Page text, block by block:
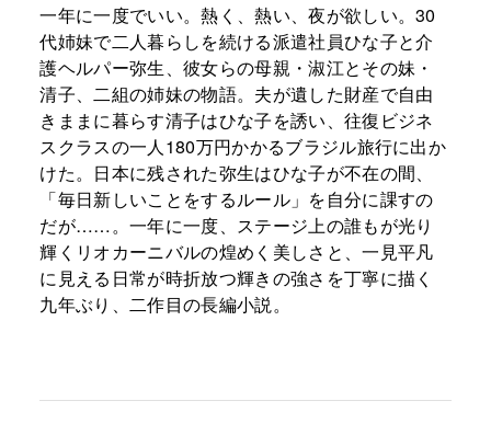
一年に一度でいい。熱く、熱い、夜が欲しい。30
代姉妹で二人暮らしを続ける派遣社員ひな子と介
護ヘルパー弥生、彼女らの母親・淑江とその妹・
清子、二組の姉妹の物語。夫が遺した財産で自由
きままに暮らす清子はひな子を誘い、往復ビジネ
スクラスの一人180万円かかるブラジル旅行に出か
けた。日本に残された弥生はひな子が不在の間、
「毎日新しいことをするルール」を自分に課すの
だが……。一年に一度、ステージ上の誰もが光り
輝くリオカーニバルの煌めく美しさと、一見平凡
に見える日常が時折放つ輝きの強さを丁寧に描く
九年ぶり、二作目の長編小説。